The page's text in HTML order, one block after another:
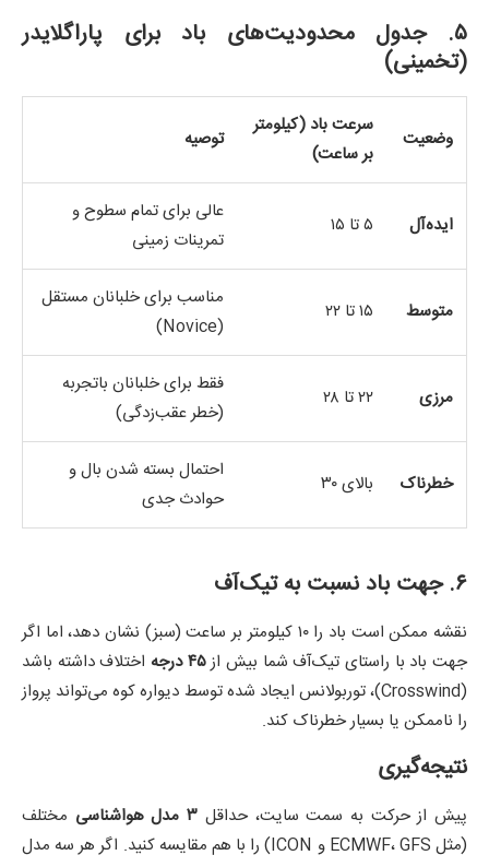
۵. جدول محدودیت‌های باد برای پاراگلایدر
(تخمینی)
وضعیت
سرعت باد (کیلومتر
بر ساعت)
توصیه‌
ایده‌آل ۵ تا ۱۵
عالی برای تمام سطوح و
تمرینات زمینی
متوسط ۱۵ تا ۲۲
مناسب برای خلبانان مستقل
(Novice)
مرزی ۲۲ تا ۲۸
فقط برای خلبانان با‌تجربه
(خطر عقب‌زدگی)
خطرناک بالای ۳۰
احتمال بسته شدن بال و
حوادث جدی
۶. جهت باد نسبت به تیک‌آف
نقشه ممکن است باد را ۱۰ کیلومتر بر ساعت (سبز) نشان دهد، اما اگر
جهت باد با راستای تیک‌آف شما بیش از۴۵ درجه
اختلاف داشته باشد
(Crosswind)، توربولانس ایجاد شده توسط دیواره کوه می‌تواند پرواز
را ناممکن یا بسیار خطرناک کند.
نتیجه‌گیری
پیش از حرکت به سمت سایت، حداقل ۳ مدل هواشناسی
مختلف
(مثل ECMWF، GFS و ICON) را با هم مقایسه کنید. اگر هر سه مدل